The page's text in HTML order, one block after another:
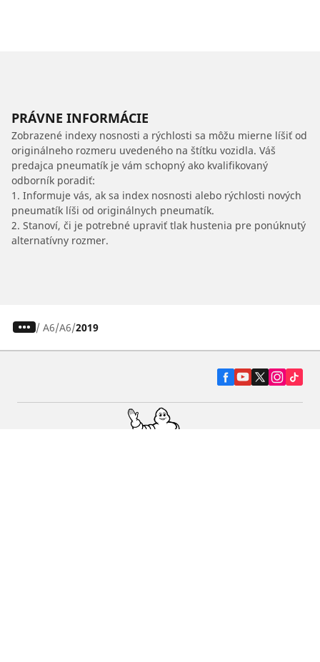
PRÁVNE INFORMÁCIE
Zobrazené indexy nosnosti a rýchlosti sa môžu mierne líšiť od
originálneho rozmeru uvedeného na štítku vozidla. Váš
predajca pneumatík je vám schopný ako kvalifikovaný
odborník poradiť:
1. Informuje vás, ak sa index nosnosti alebo rýchlosti nových
pneumatík líši od originálnych pneumatík.
2. Stanoví, či je potrebné upraviť tlak hustenia pre ponúknutý
alternatívny rozmer.
/ A6 A6 2019